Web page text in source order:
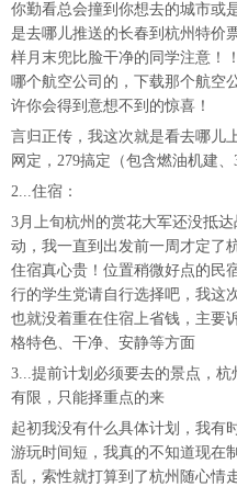
你勤看总会撞到你想去的城市或
是去哪儿推送的长春到杭州特价
样月末兜比脸干净的同学注意！
哪个航空公司的，下载那个航空
许你会得到意想不到的惊喜！
言归正传，我这次就是看去哪儿
网定，279搞定（包含燃油机建、
2...住宿：
3月上旬杭州的赏花大军还没抵
动，我一直到出发前一周才定了
住宿真心贵！位置稍微好点的民
行的学生党请自行选择吧，我这
也就没着重在住宿上省钱，主要
格特色、干净、安静等方面
3...提前计划必须要去的景点，
有限，只能择重点的来
起初我没有什么具体计划，我有
游玩时间短，我真的不知道现在
乱，索性就打算到了杭州随心情